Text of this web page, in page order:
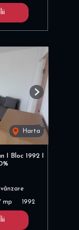
Harta
Next
I Bloc 1992 I
mp 1992